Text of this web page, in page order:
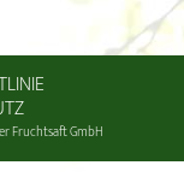
Fruchtsaft GmbH